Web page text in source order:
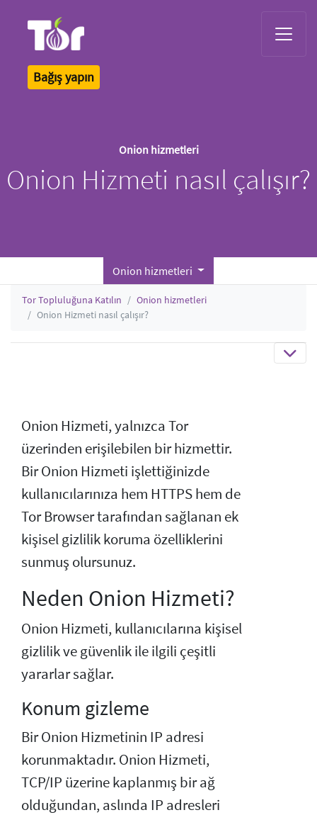
Bağış yapın
Onion hizmetleri
Onion Hizmeti nasıl çalışır?
Onion hizmetleri
Tor Topluluğuna Katılın
Onion hizmetleri
Onion Hizmeti nasıl çalışır?
Onion Hizmeti, yalnızca Tor
üzerinden erişilebilen bir hizmettir.
Bir Onion Hizmeti işlettiğinizde
kullanıcılarınıza hem HTTPS hem de
Tor Browser tarafından sağlanan ek
kişisel gizlilik koruma özelliklerini
sunmuş olursunuz.
Neden Onion Hizmeti?
Onion Hizmeti, kullanıcılarına kişisel
gizlilik ve güvenlik ile ilgili çeşitli
yararlar sağlar.
Konum gizleme
Bir Onion Hizmetinin IP adresi
korunmaktadır. Onion Hizmeti,
TCP/IP üzerine kaplanmış bir ağ
olduğundan, aslında IP adresleri